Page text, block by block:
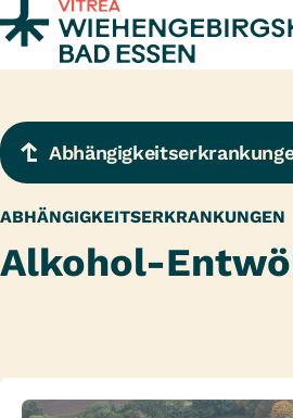
Zum Inhalt springen
ABHÄNGIGKEITSERKRANKUNGEN
Alkohol-